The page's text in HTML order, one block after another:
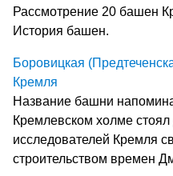
Рассмотрение 20 башен
История башен.
Боровицкая
Кремля
Название башни
Кремлевском холме
исследователей Кремля
строительством времен